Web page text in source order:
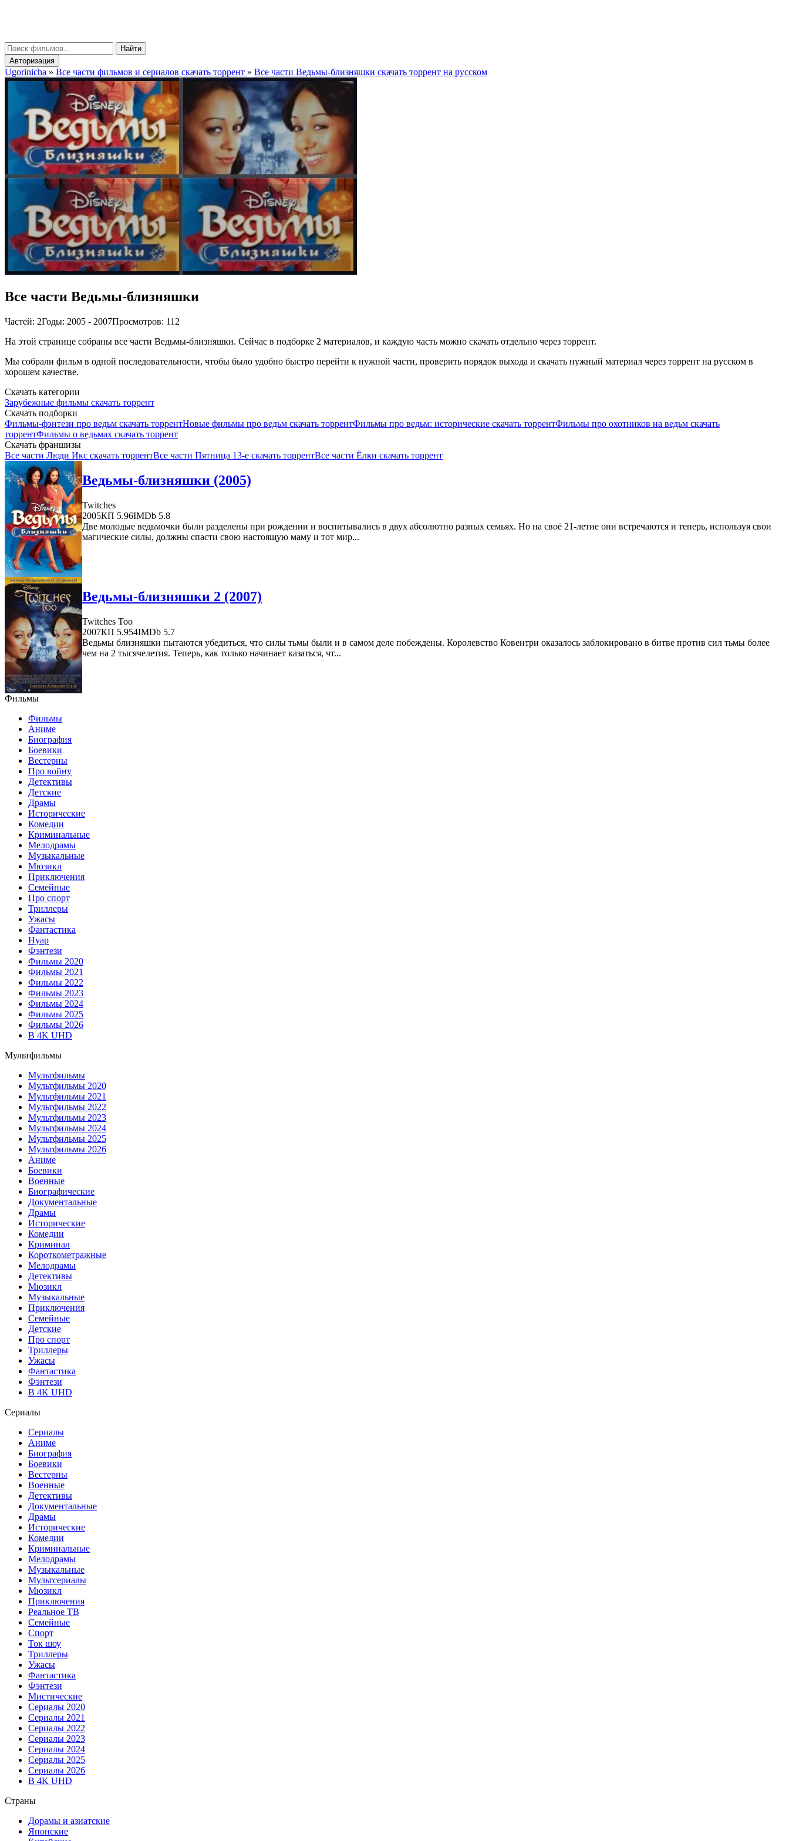
Найти
Авторизация
Ugorinicha » Все части фильмов и сериалов скачать торрент » Все части Ведьмы-близняшки скачать торрент на русском
Все части Ведьмы-близняшки
Частей: 2Годы: 2005 - 2007Просмотров: 112
На этой странице собраны все части Ведьмы-близняшки. Сейчас в подборке 2 материалов, и каждую часть можно скачать отдельно через торрент.
Мы собрали фильм в одной последовательности, чтобы было удобно быстро перейти к нужной части, проверить порядок выхода и скачать нужный материал через торрент на русском в
хорошем качестве.
Скачать категории
Зарубежные фильмы скачать торрент
Скачать подборки
Фильмы-фэнтези про ведьм скачать торрентНовые фильмы про ведьм скачать торрентФильмы про ведьм: исторические скачать торрентФильмы про охотников на ведьм скачать
торрентФильмы о ведьмах скачать торрент
Скачать франшизы
Все части Люди Икс скачать торрентВсе части Пятница 13-е скачать торрентВсе части Ёлки скачать торрент
Ведьмы-близняшки (2005)
Twitches
2005КП 5.96IMDb 5.8
Две молодые ведьмочки были разделены при рождении и воспитывались в двух абсолютно разных семьях. Но на своё 21-летие они встречаются и теперь, используя свои
магические силы, должны спасти свою настоящую маму и тот мир...
Ведьмы-близняшки 2 (2007)
Twitches Too
2007КП 5.954IMDb 5.7
Ведьмы близняшки пытаются убедиться, что силы тьмы были и в самом деле побеждены. Королевство Ковентри оказалось заблокировано в битве против сил тьмы более
чем на 2 тысячелетия. Теперь, как только начинает казаться, чт...
Фильмы
Фильмы
Аниме
Биография
Боевики
Вестерны
Про войну
Детективы
Детские
Драмы
Исторические
Комедии
Криминальные
Мелодрамы
Музыкальные
Мюзикл
Приключения
Семейные
Про спорт
Триллеры
Ужасы
Фантастика
Нуар
Фэнтези
Фильмы 2020
Фильмы 2021
Фильмы 2022
Фильмы 2023
Фильмы 2024
Фильмы 2025
Фильмы 2026
В 4K UHD
Мультфильмы
Мультфильмы
Мультфильмы 2020
Мультфильмы 2021
Мультфильмы 2022
Мультфильмы 2023
Мультфильмы 2024
Мультфильмы 2025
Мультфильмы 2026
Аниме
Боевики
Военные
Биографические
Документальные
Драмы
Исторические
Комедии
Криминал
Короткометражные
Мелодрамы
Детективы
Мюзикл
Музыкальные
Приключения
Семейные
Детские
Про спорт
Триллеры
Ужасы
Фантастика
Фэнтези
В 4K UHD
Сериалы
Сериалы
Аниме
Биография
Боевики
Вестерны
Военные
Детективы
Документальные
Драмы
Исторические
Комедии
Криминальные
Мелодрамы
Музыкальные
Мультсериалы
Мюзикл
Приключения
Реальное ТВ
Семейные
Спорт
Ток шоу
Триллеры
Ужасы
Фантастика
Фэнтези
Мистические
Сериалы 2020
Сериалы 2021
Сериалы 2022
Сериалы 2023
Сериалы 2024
Сериалы 2025
Сериалы 2026
В 4K UHD
Страны
Дорамы и азиатские
Японские